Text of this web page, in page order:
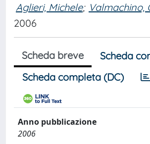
Aglieri, Michele; Valmachino,
2006
Scheda breve
Scheda
Scheda completa (DC)
Anno pubblicazione
2006